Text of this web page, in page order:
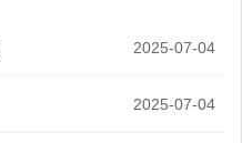
2025-07-04
2025-07-04